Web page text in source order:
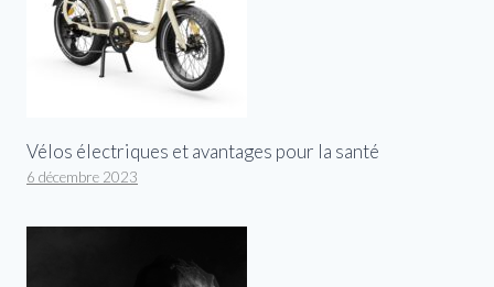
Vélos électriques et avantages pour la santé
6 décembre 2023